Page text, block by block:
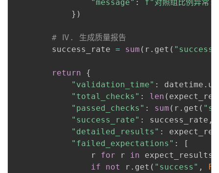
"message" :
f"对照组比例异常:
} )
# Ⅳ. 生成质量报告
        success_rate
= sum ( r . get ( "success"
return
{
"validation_time" : datetime .
"total_checks" : len (
"passed_checks" : sum ( r . get (
"success_rate" : success_rate ,
"detailed_results" :
"failed_expectations" :
[
                r
for r in expect_results
if
not r . get ( "success" ,